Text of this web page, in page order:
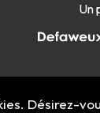
Un
légales-
Désirez-